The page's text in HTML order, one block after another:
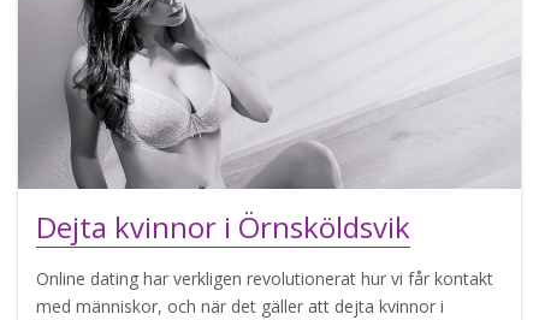
Dejta kvinnor i Örnsköldsvik
Online dating har verkligen revolutionerat hur vi får kontakt
med människor, och när det gäller att dejta kvinnor i